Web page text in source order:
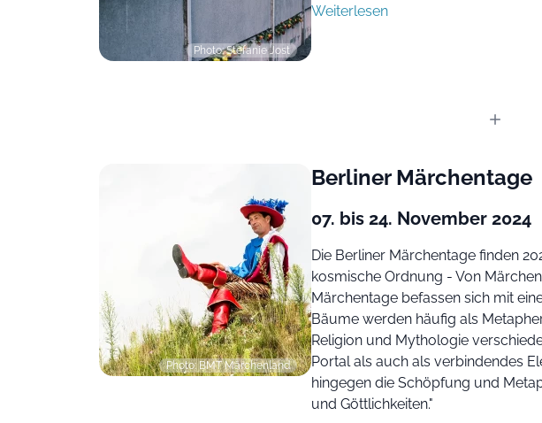
Photo: Stefanie Jost
Weiterlesen
Photo: BMT Märchenland
Berliner Märchentage
07. bis 24. November 2024
Die Berliner Märchentage finden
kosmische Ordnung - Von
Märchentage befassen sich mit
Bäume werden häufig als
Religion und Mythologie
Portal als auch als verbindendes
hingegen die Schöpfung und
und Göttlichkeiten."